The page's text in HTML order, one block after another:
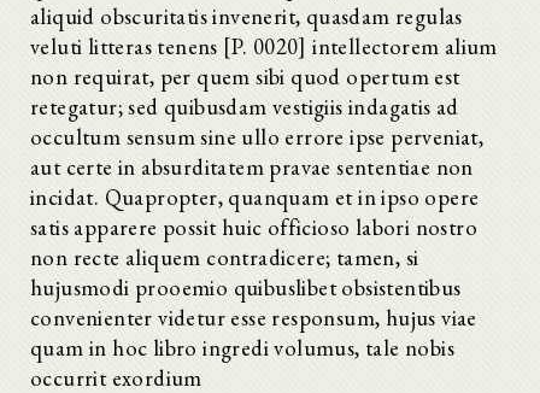
aliquid obscuritatis invenerit, quasdam regulas
veluti litteras tenens [P. 0020] intellectorem alium
non requirat, per quem sibi quod opertum est
retegatur; sed quibusdam vestigiis indagatis ad
occultum sensum sine ullo errore ipse perveniat,
aut certe in absurditatem pravae sententiae non
incidat. Quapropter, quanquam et in ipso opere
satis apparere possit huic officioso labori nostro
non recte aliquem contradicere; tamen, si
hujusmodi prooemio quibuslibet obsistentibus
convenienter videtur esse responsum, hujus viae
quam in hoc libro ingredi volumus, tale nobis
occurrit exordium